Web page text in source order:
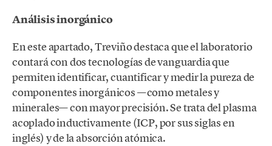
Análisis inorgánico
En este apartado, Treviño destaca que el laboratorio
contará con dos tecnologías de vanguardia que
permiten identificar, cuantificar y medir la pureza de
componentes inorgánicos —como metales y
minerales— con mayor precisión. Se trata del plasma
acoplado inductivamente (ICP, por sus siglas en
inglés) y de la absorción atómica.